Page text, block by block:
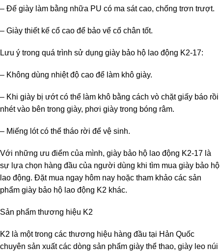
– Đế giày làm bằng nhữa PU có ma sát cao, chống trơn trượt.
– Giày thiết kế cổ cao để bảo vể cổ chân tốt.
Lưu ý trong quá trình sử dụng giày bảo hộ lao động K2-17:
– Không dùng nhiệt độ cao để làm khô giày.
– Khi giày bị ướt có thể làm khô bằng cách vò chặt giấy báo rồi
nhét vào bên trong giày, phơi giày trong bóng râm.
– Miếng lót có thể tháo rời để vệ sinh.
Với những ưu điểm của mình, giày bảo hộ lao động K2-17 là
sự lựa chọn hàng đầu của người dùng khi tìm mua giày bảo hộ
lao động. Đặt mua ngay hôm nay hoặc tham khảo các sản
phẩm giày bảo hộ lao động K2 khác.
Sản phẩm thương hiệu K2
K2 là một trong các thương hiệu hàng đầu tại Hản Quốc
chuyên sản xuất các dòng sản phẩm giày thể thao, giày leo núi